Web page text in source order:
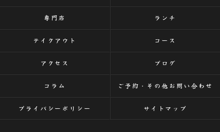
専門店 ランチ
テイクアウト コース
アクセス ブログ
コラム ご予約・その他お問い合わせ
プライバシーポリシー サイトマップ